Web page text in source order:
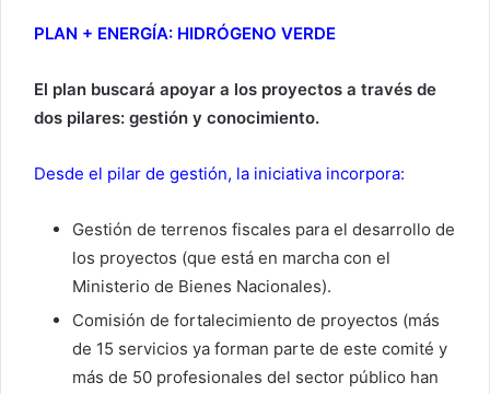
PLAN + ENERGÍA: HIDRÓGENO VERDE
El plan buscará apoyar a los proyectos a través de
dos pilares: gestión y conocimiento.
Desde el pilar de gestión, la iniciativa incorpora:
Gestión de terrenos fiscales para el desarrollo de
los proyectos (que está en marcha con el
Ministerio de Bienes Nacionales).
Comisión de fortalecimiento de proyectos (más
de 15 servicios ya forman parte de este comité y
más de 50 profesionales del sector público han